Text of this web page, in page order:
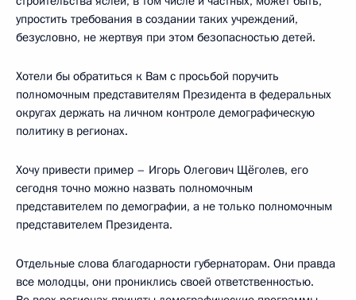
упростить требования в создании таких учреждений,
безусловно, не жертвуя при этом безопасностью детей.
Хотели бы обратиться к Вам с просьбой поручить
полномочным представителям Президента в федеральных
округах держать на личном контроле демографическую
политику в регионах.
Хочу привести пример – Игорь Олегович Щёголев, его
сегодня точно можно назвать полномочным
представителем по демографии, а не только полномочным
представителем Президента.
Отдельные слова благодарности губернаторам. Они правда
все молодцы, они прониклись своей ответственностью.